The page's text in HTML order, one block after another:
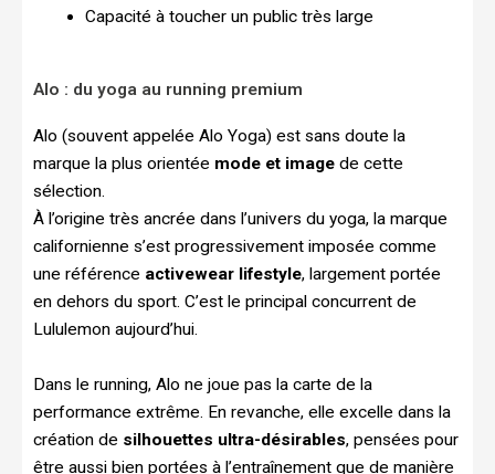
Capacité à toucher un public très large
Alo : du yoga au running premium
Alo (souvent appelée Alo Yoga) est sans doute la
marque la plus orientée mode et image de cette
sélection.
À l’origine très ancrée dans l’univers du yoga, la marque
californienne s’est progressivement imposée comme
une référence activewear lifestyle, largement portée
en dehors du sport. C’est le principal concurrent de
Lululemon aujourd’hui.
Dans le running, Alo ne joue pas la carte de la
performance extrême. En revanche, elle excelle dans la
création de silhouettes ultra-désirables, pensées pour
être aussi bien portées à l’entraînement que de manière